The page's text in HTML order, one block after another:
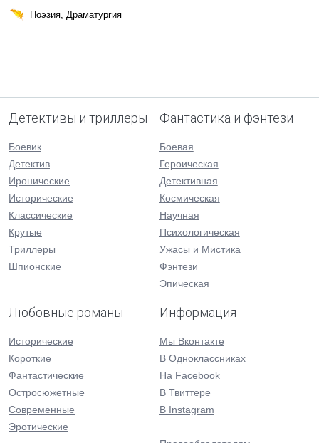
Поэзия, Драматургия
Детективы и триллеры
Боевик
Детектив
Иронические
Исторические
Классические
Крутые
Триллеры
Шпионские
Фантастика и фэнтези
Боевая
Героическая
Детективная
Космическая
Научная
Психологическая
Ужасы и Мистика
Фэнтези
Эпическая
Любовные романы
Исторические
Короткие
Фантастические
Остросюжетные
Современные
Эротические
Информация
Мы Вконтакте
В Одноклассниках
На Facebook
В Твиттере
В Instagram